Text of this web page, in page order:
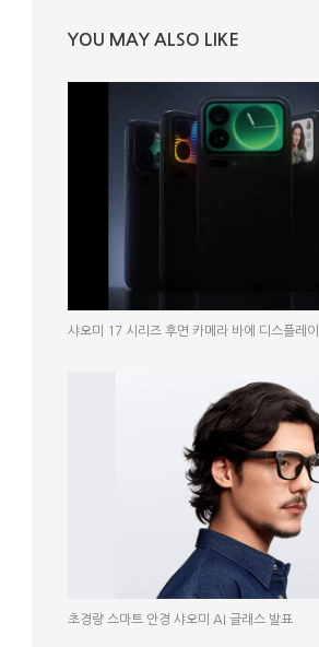
YOU MAY ALSO LIKE
샤오미 17 시리즈 후면 카메라 바에 디스플레이
초경량 스마트 안경 샤오미 AI 글래스 발표